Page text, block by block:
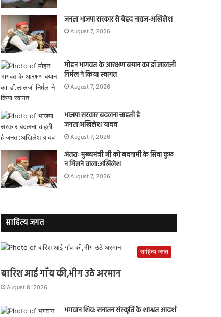
जनता भाजपा सरकार से बेहद नाराज-अखिलेश
August 7, 2026
मोहन भागवत के आरक्षण बयान का डॉ.लालजी
निर्मल ने किया स्वागत
August 7, 2026
भाजपा सरकार बदलना चाहती है
जनता:अखिलेश यादव
August 7, 2026
अंततः मुख्यमंत्री जी को बदनामी के सिवा कुछ
न मिलने वाला:अखिलेश
August 7, 2026
साहित्य जगत
साहित्य जगत
बारिश आई गाँव की,भीग उठे अरमान
August 8, 2026
भगवान शिव: सनातन संस्कृति के शाश्वत आदर्श